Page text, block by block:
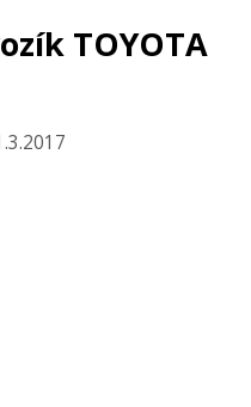
TOYOTA